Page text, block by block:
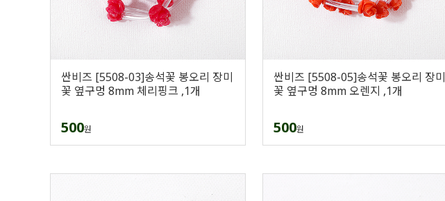
싼비즈 [5508-03]송석꽃 봉오리 장미
꽃 옆구멍 8mm 체리핑크 ,1개
500원
싼비즈 [5508-05]송석꽃 봉오리 장미
꽃 옆구멍 8mm 오렌지 ,1개
500원